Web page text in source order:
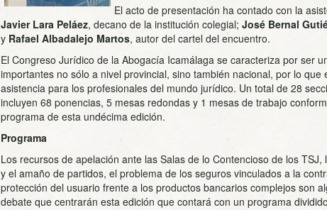
El acto de presentación ha contado con la
Javier Lara Peláez, decano de la institución colegial; José Bernal
y Rafael Albadalejo Martos, autor del cartel del encuentro.
El Congreso Jurídico de la Abogacía Icamálaga se caracteriza por ser
importantes no sólo a nivel provincial, sino también nacional, por lo que
asistencia para los profesionales del mundo jurídico. Un total de 28
incluyen 68 ponencias, 5 mesas redondas y 1 mesas de trabajo
programa de esta undécima edición.
Programa
Los recursos de apelación ante las Salas de lo Contencioso de los
y el amaño de partidos, el problema de los seguros vinculados a la
protección del usuario frente a los productos bancarios complejos son
debate que centrarán esta edición que contará con un programa